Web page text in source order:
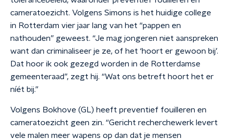
cameratoezicht. Volgens Simons is het huidige college
in Rotterdam vier jaar lang van het “pappen en
nathouden” geweest. “Je mag jongeren niet aanspreken
want dan criminaliseer je ze, of het ‘hoort er gewoon bij’.
Dat hoor ik ook gezegd worden in de Rotterdamse
gemeenteraad”, zegt hij. “Wat ons betreft hoort het er
níét bij.”
Volgens Bokhove (GL) heeft preventief fouilleren en
cameratoezicht geen zin. “Gericht recherchewerk levert
vele malen meer wapens op dan dat je mensen